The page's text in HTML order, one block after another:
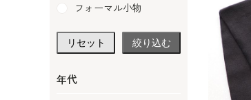
フォーマル小物
リセット 絞り込む
年代